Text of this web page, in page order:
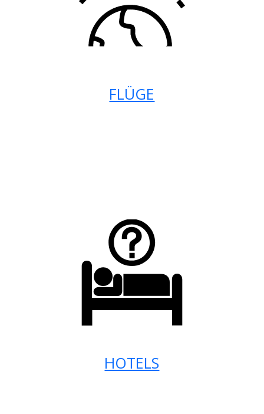
FLÜGE
HOTELS